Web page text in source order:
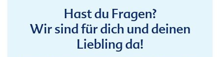
Hast du Fragen?
Wir sind für dich und deinen
Liebling da!